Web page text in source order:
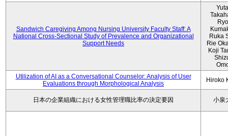
Sandwich Caregiving Among Nursing University Faculty Staff: A
National Cross-Sectional Study of Prevalence and Organizational
Support Needs
Ruka
Rie
Koji
Utilization of AI as a Conversational Counselor: Analysis of User
Evaluations through Morphological Analysis
Hiroko
日本の企業組織における女性管理職比率の決定要因 小泉